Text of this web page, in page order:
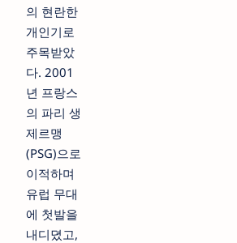
의 현란한
개인기로
주목받았
다. 2001
년 프랑스
의 파리 생
제르맹
(PSG)으로
이적하며
유럽 무대
에 첫발을
내디뎠고,